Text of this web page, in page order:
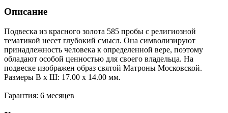
Описание
Подвеска из красного золота 585 пробы с религиозной
тематикой несет глубокий смысл. Она символизируют
принадлежность человека к определенной вере, поэтому
обладают особой ценностью для своего владельца. На
подвеске изображен образ святой Матроны Московской.
Размеры В х Ш: 17.00 x 14.00 мм.
Гарантия: 6 месяцев